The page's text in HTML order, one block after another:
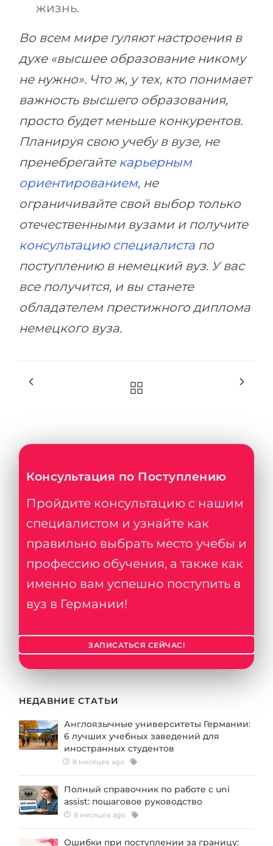
жизнь.
Во всем мире гуляют настроения в
духе «высшее образование никому
не нужно». Что ж, у тех, кто понимает
важность высшего образования,
просто будет меньше конкурентов.
Планируя свою учебу в вузе, не
пренебрегайте карьерным
ориентированием, не
ограничивайте свой выбор только
отечественными вузами и получите
консультацию специалиста по
поступлению в немецкий вуз. У вас
все получится, и вы станете
обладателем престижного диплома
немецкого вуза.
Консультация по Поступлению
Пройдите консультацию с нашим
специалистом и узнайте как
правильно выбрать место учебы и
профессию обучения, а также как
именно вам успешно поступить в
вуз в Германии!
ЗАПИСАТЬСЯ СЕЙЧАС!
НЕДАВНИЕ СТАТЬИ
Англоязычные университеты Германии:
6 лучших учебных заведений для
иностранных студентов
8 месяцев ago
Полный справочник по работе с uni
assist: пошаговое руководство
8 месяцев ago
Ошибки при поступлении за границу: